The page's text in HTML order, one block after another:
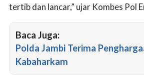
tertib dan lancar,” ujar Kombes Pol
Baca Juga:
Polda Jambi Terima
Kabaharkam